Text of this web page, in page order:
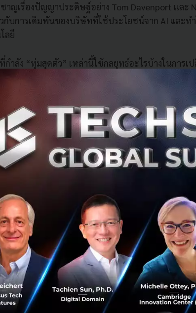
าญเรื่องปัญญาประดิษฐ์อย่าง Tom Davenport และ
วกับการเดิมพันของบริษัทที่ใช้ประโยชน์จาก AI และท
ลยี
ำลัง “ทุ่มสุดตัว” เหล่านี้ใช้กลยุทธ์อะไรบ้างในการเ
เล่นในอุตสาหกรรมนี้
คือเหตุผลที่บริษัท Non-Tech ลงทุนใน AI